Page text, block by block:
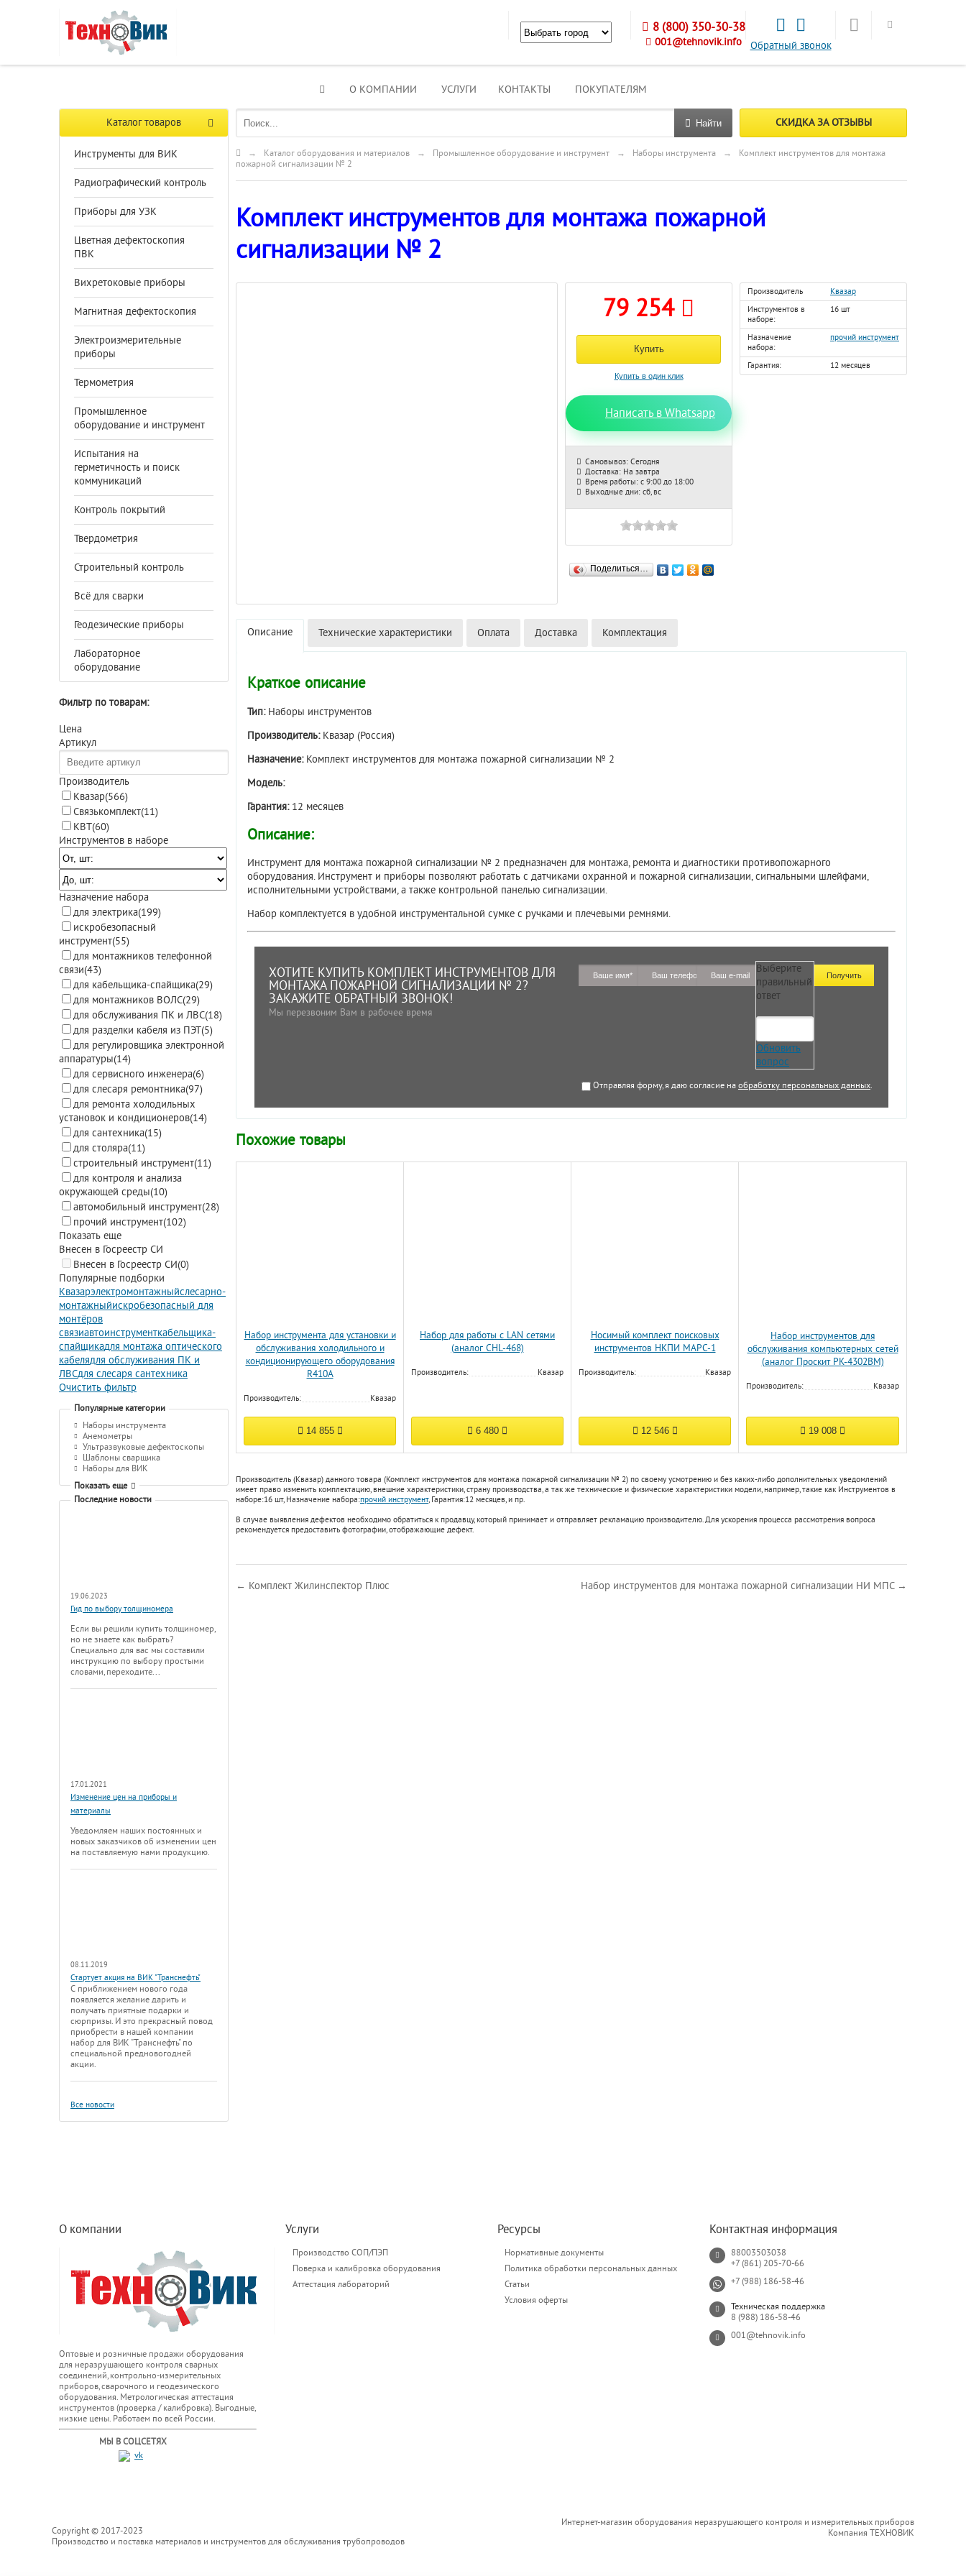
Обратный звонок
8 (800) 350-30-38
001@tehnovik.info
О КОМПАНИИ УСЛУГИ КОНТАКТЫ ПОКУПАТЕЛЯМ
Каталог товаров
Инструменты для ВИК
Радиографический контроль
Приборы для УЗК
Цветная дефектоскопия
ПВК
Вихретоковые приборы
Магнитная дефектоскопия
Электроизмерительные
приборы
Термометрия
Промышленное
оборудование и инструмент
Испытания на
герметичность и поиск
коммуникаций
Контроль покрытий
Твердометрия
Строительный контроль
Всё для сварки
Геодезические приборы
Лабораторное
оборудование
Фильтр по товарам:
Цена
Артикул
Производитель
Квазар(566)
Связькомплект(11)
КВТ(60)
Инструментов в наборе
Назначение набора
для электрика(199)
искробезопасный
инструмент(55)
для монтажников телефонной
связи(43)
для кабельщика-спайщика(29)
для монтажников ВОЛС(29)
для обслуживания ПК и ЛВС(18)
для разделки кабеля из ПЭТ(5)
для регулировщика электронной
аппаратуры(14)
для сервисного инженера(6)
для слесаря ремонтника(97)
для ремонта холодильных
установок и кондиционеров(14)
для сантехника(15)
для столяра(11)
строительный инструмент(11)
для контроля и анализа
окружающей среды(10)
автомобильный инструмент(28)
прочий инструмент(102)
Показать еще
Внесен в Госреестр СИ
Внесен в Госреестр СИ(0)
Популярные подборки
Квазарэлектромонтажныйслесарно-
монтажныйискробезопасный для
монтёров
связиавтоинструменткабельщика-
спайщикадля монтажа оптического
кабелядля обслуживания ПК и
ЛВСдля слесаря сантехника
Очистить фильтр
Популярные категории
Наборы инструмента
Анемометры
Ультразвуковые дефектоскопы
Шаблоны сварщика
Наборы для ВИК
Показать еще
Последние новости
19.06.2023
Гид по выбору толщиномера
Если вы решили купить толщиномер,
но не знаете как выбрать?
Специально для вас мы составили
инструкцию по выбору простыми
словами, переходите...
17.01.2021
Изменение цен на приборы и
материалы
Уведомляем наших постоянных и
новых заказчиков об изменении цен
на поставляемую нами продукцию.
08.11.2019
Стартует акция на ВИК "Транснефть"
С приближением нового года
появляется желание дарить и
получать приятные подарки и
сюрпризы. И это прекрасный повод
приобрести в нашей компании
набор для ВИК "Транснефть" по
специальной предновогодней
акции.
Все новости
Найти СКИДКА ЗА ОТЗЫВЫ
→ Каталог оборудования и материалов → Промышленное оборудование и инструмент → Наборы инструмента →
Комплект инструментов для монтажа
пожарной сигнализации № 2
Комплект инструментов для монтажа пожарной
сигнализации № 2
79 254
Написать в Whatsapp
Самовывоз: Сегодня
Доставка: На завтра
Время работы: с 9:00 до 18:00
Выходные дни: сб, вс
Поделиться…
Производитель
Квазар
Инструментов в
наборе:
16 шт
Назначение
набора:
прочий инструмент
Гарантия: 12 месяцев
Описание Технические характеристики Оплата Доставка Комплектация
Краткое описание
Тип: Наборы инструментов
Производитель: Квазар (Россия)
Назначение: Комплект инструментов для монтажа пожарной сигнализации № 2
Модель:
Гарантия:12 месяцев
Описание:
Инструмент для монтажа пожарной сигнализации № 2 предназначен для монтажа, ремонта и диагностики противопожарного
оборудования. Инструмент и приборы позволяют работать с датчиками охранной и пожарной сигнализации, сигнальными шлейфами,
исполнительными устройствами, а также контрольной панелью сигнализации.
Набор комплектуется в удобной инструментальной сумке с ручками и плечевыми ремнями.
ХОТИТЕ КУПИТЬ КОМПЛЕКТ ИНСТРУМЕНТОВ ДЛЯ
МОНТАЖА ПОЖАРНОЙ СИГНАЛИЗАЦИИ № 2?
ЗАКАЖИТЕ ОБРАТНЫЙ ЗВОНОК!
Мы перезвоним Вам в рабочее время
Выберите
правильный
ответ
Обновить
вопрос
Отправляя форму, я даю согласие на обработку персональных данных.
Похожие товары
Набор инструмента для установки и
обслуживания холодильного и
кондиционирующего оборудования
R410A
Производитель: Квазар
14 855
Набор для работы с LAN сетями
(аналог CHL-468)
Производитель: Квазар
6 480
Носимый комплект поисковых
инструментов НКПИ МАРС-1
Производитель: Квазар
12 546
Набор инструментов для
обслуживания компьютерных сетей
(аналог Проскит PK-4302BM)
Производитель: Квазар
19 008
Производитель (Квазар) данного товара (Комплект инструментов для монтажа пожарной сигнализации № 2) по своему усмотрению и без каких-либо дополнительных уведомлений
имеет право изменить комплектацию, внешние характеристики, страну производства, а так же технические и физические характеристики модели, например, такие как Инструментов в
наборе:16 шт, Назначение набора:прочий инструмент, Гарантия:12 месяцев, и пр.
В случае выявления дефектов необходимо обратиться к продавцу, который принимает и отправляет рекламацию производителю. Для ускорения процесса рассмотрения вопроса
рекомендуется предоставить фотографии, отображающие дефект.
← Комплект Жилинспектор Плюс Набор инструментов для монтажа пожарной сигнализации НИ МПС →
О компании
Оптовые и розничные продажи оборудования
для неразрушающего контроля сварных
соединений, контрольно-измерительных
приборов, сварочного и геодезического
оборудования. Метрологическая аттестация
инструментов (проверка / калибровка). Выгодные,
низкие цены. Работаем по всей России.
МЫ В СОЦСЕТЯХ
Услуги
Производство СОП/ПЭП
Поверка и калибровка оборудования
Аттестация лабораторий
Ресурсы
Нормативные документы
Политика обработки персональных данных
Статьи
Условия оферты
Контактная информация
88003503038
+7 (861) 205-70-66
+7 (988) 186-58-46
Техническая поддержка
8 (988) 186-58-46
001@tehnovik.info
Copyright © 2017-2023
Производство и поставка материалов и инструментов для обслуживания трубопроводов
Интернет-магазин оборудования неразрушающего контроля и измерительных приборов
Компания ТЕХНОВИК